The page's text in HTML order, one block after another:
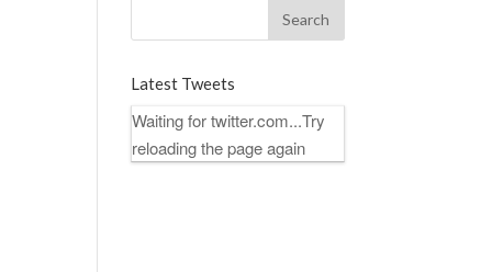
Latest Tweets
Waiting for twitter.com...Try
reloading the page again